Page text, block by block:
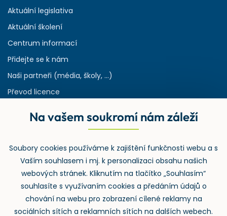
Aktuální legislativa
Aktuální školení
Centrum informací
Přidejte se k nám
Naši partneři (média, školy, ...)
Převod licence
Rejstřík používaných zkratek v odpadech
Zpětný odběr
Na vašem soukromí nám záleží
Soubory cookies používáme k zajištění funkčnosti webu a s
Vaším souhlasem i mj. k personalizaci obsahu našich
webových stránek. Kliknutím na tlačítko „Souhlasím“
souhlasíte s využívaním cookies a předáním údajů o
chování na webu pro zobrazení cílené reklamy na
sociálních sítích a reklamních sítích na dalších webech.